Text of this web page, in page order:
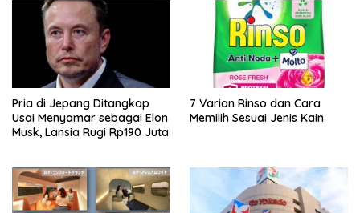
Pria di Jepang Ditangkap
Usai Menyamar sebagai Elon
Musk, Lansia Rugi Rp190 Juta
7 Varian Rinso dan Cara
Memilih Sesuai Jenis Kain